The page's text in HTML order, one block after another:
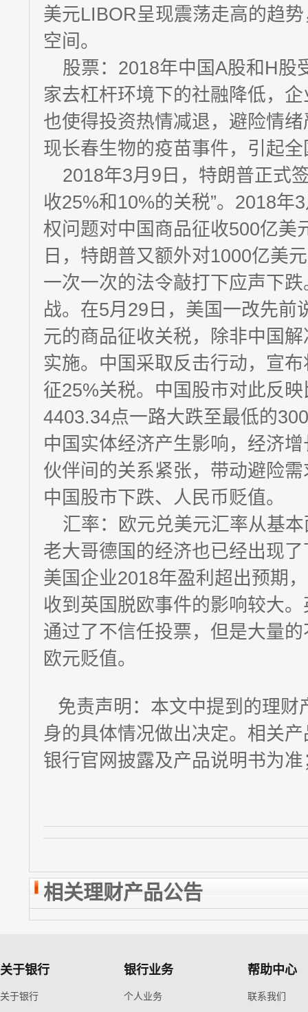
美元LIBOR呈现震荡走高的趋
空间。
股票：2018年中国A股和H股
家去杠杆环境下的社融降低，
也使得投资热情减退，避险情
现长春生物的疫苗事件，引起
2018年3月9日，特朗普正式
收25%和10%的关税”。2018年
权问题对中国商品征收500亿美
日，特朗普又额外对1000亿美
一次一次的法令敲打下应声下
战。在5月29日，美国一改先前
元的商品征收关税，除非中国
实施。中国采取反击行动，宣
征25%关税。中国股市对此反
4403.34点一路大跌至最低的
中国实体经济产生影响，经济
伙伴间的关系紧张，带动避险
中国股市下跌、人民币贬值。
汇率：欧元兑美元汇率从基
老大哥德国的经济也已经出现
美国企业2018年盈利超出预期
收到英国脱欧事件的影响较大
通过了不信任投票，但是大量
欧元贬值。
免责声明：本文中提到的理
身的具体情况做出决定。相关
银行官网披露及产品说明书为
相关理财产品公告
关于银行
关于银行
银行业务
个人业务
帮助中心
联系我们